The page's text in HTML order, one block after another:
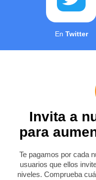
En Twitter
Invita a
para
Te pagamos por cada
usuarios que ellos
niveles. Comprueba